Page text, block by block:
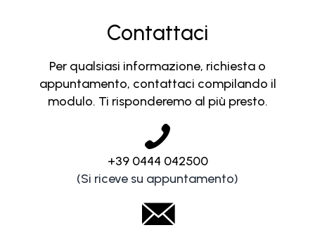
Contattaci
Per qualsiasi informazione, richiesta o
appuntamento, contattaci compilando il
modulo. Ti risponderemo al più presto.
+39 0444 042500
(Si riceve su appuntamento)